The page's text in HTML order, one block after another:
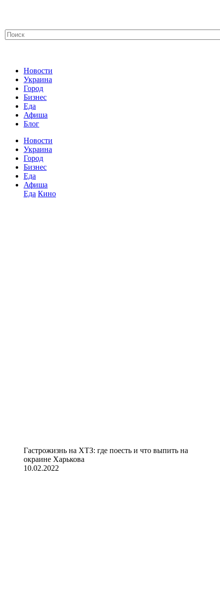
Новости
Украина
Город
Бизнес
Еда
Афиша
Блог
Новости
Украина
Город
Бизнес
Еда
Афиша
Еда Кино
Гастрожизнь на ХТЗ: где поесть и что выпить на
окраине Харькова
10.02.2022